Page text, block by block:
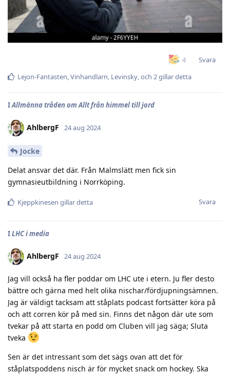
4
Svara
Lejon-Fantasten,Vinhandlarn, Levinsky, och 2gillar detta
IAllmänna tråden om Allt från himmel till jord
AhlbergF 24 aug 2024
Jocke
Delat ansvar det där. Från Malmslätt men fick sin
gymnasieutbildning i Norrköping.
Svara
Kjeppkinesen gillar detta
ILHC i media
AhlbergF 24 aug 2024
Jag vill också ha fler poddar om LHC ute i etern. Ju fler desto
bättre och gärna med helt olika nischar/fördjupningsämnen.
Jag är väldigt tacksam att ståplats podcast fortsätter köra på
och att corren kör på med sin. Finns det någon där ute som
tvekar på att starta en podd om Cluben vill jag säga; Sluta
tveka
Sen är det intressant som det sägs ovan att det för
ståplatspoddens nisch är för mycket snack om hockey. Ska